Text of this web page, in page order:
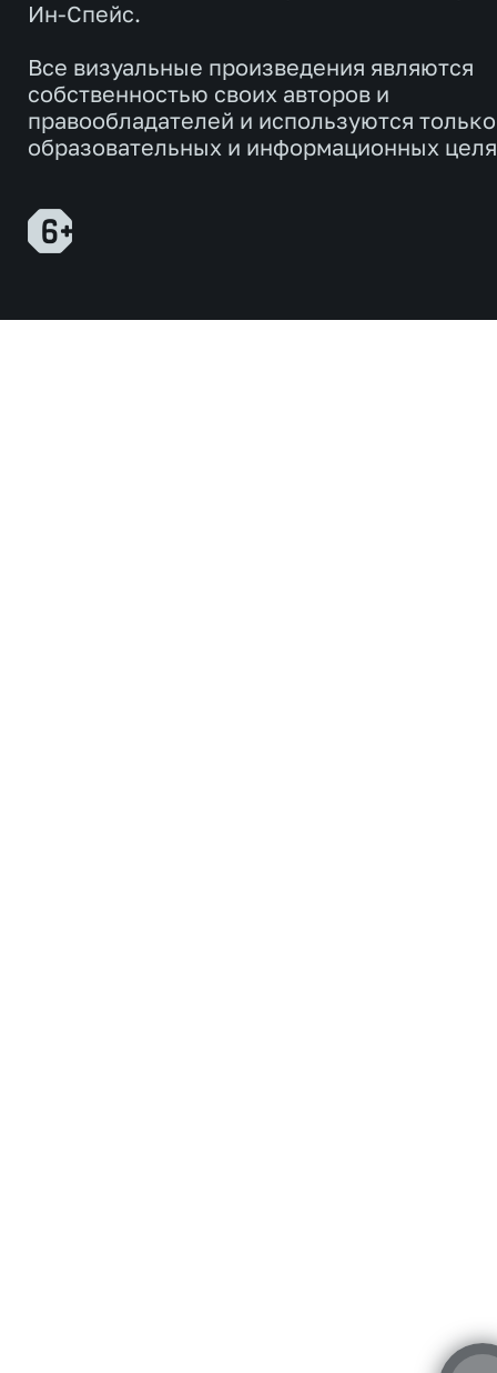
Ин-Спейс.
Все визуальные произведения являются
собственностью своих авторов и
правообладателей и используются
образовательных и информационных